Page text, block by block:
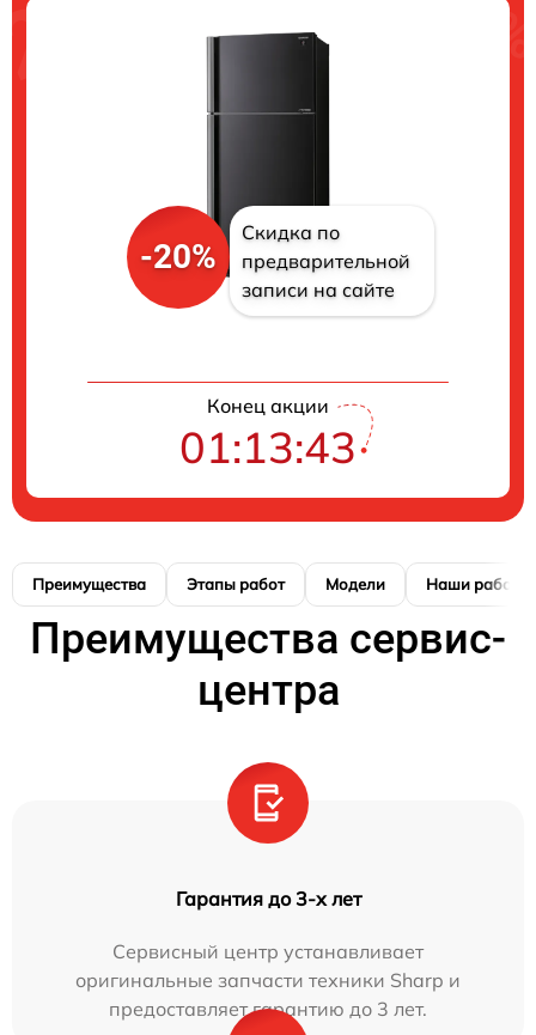
-20%
Скидка по
предварительной
записи на сайте
Конец акции
01:13:42
Преимущества Этапы работ Модели Наши работы
Преимущества сервис-
центра
Гарантия до 3-х лет
Сервисный центр устанавливает
оригинальные запчасти техники Sharp и
предоставляет гарантию до 3 лет.